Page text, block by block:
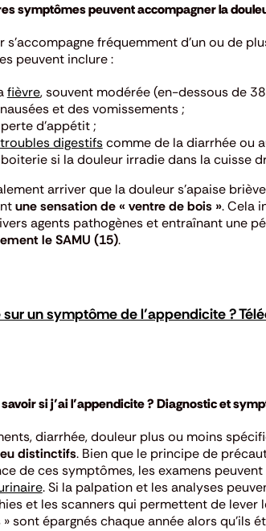
symptômes peuvent accompagner la
s’accompagne fréquemment d’un ou de
peuvent inclure :
fièvre, souvent modérée (en-dessous de
et des vomissements ;
d’appétit ;
troubles digestifscomme de la diarrhée ou
boiterie si la douleur irradie dans la cuisse
arriver que la douleur s’apaise
unesensation de « ventre de bois ».Cela
agents pathogènes et entraînant une
le SAMU (15).
sur un symptôme de l’appendicite ?
si j’ai l’appendicite ?Diagnostic et
diarrhée, douleur plus ou moins
distinctifs. Bien que le principe de
de ces symptômes, les examens
.Si la palpation et les analyses
et les scanners qui permettent de lever
sont épargnés chaque année alors qu’ils